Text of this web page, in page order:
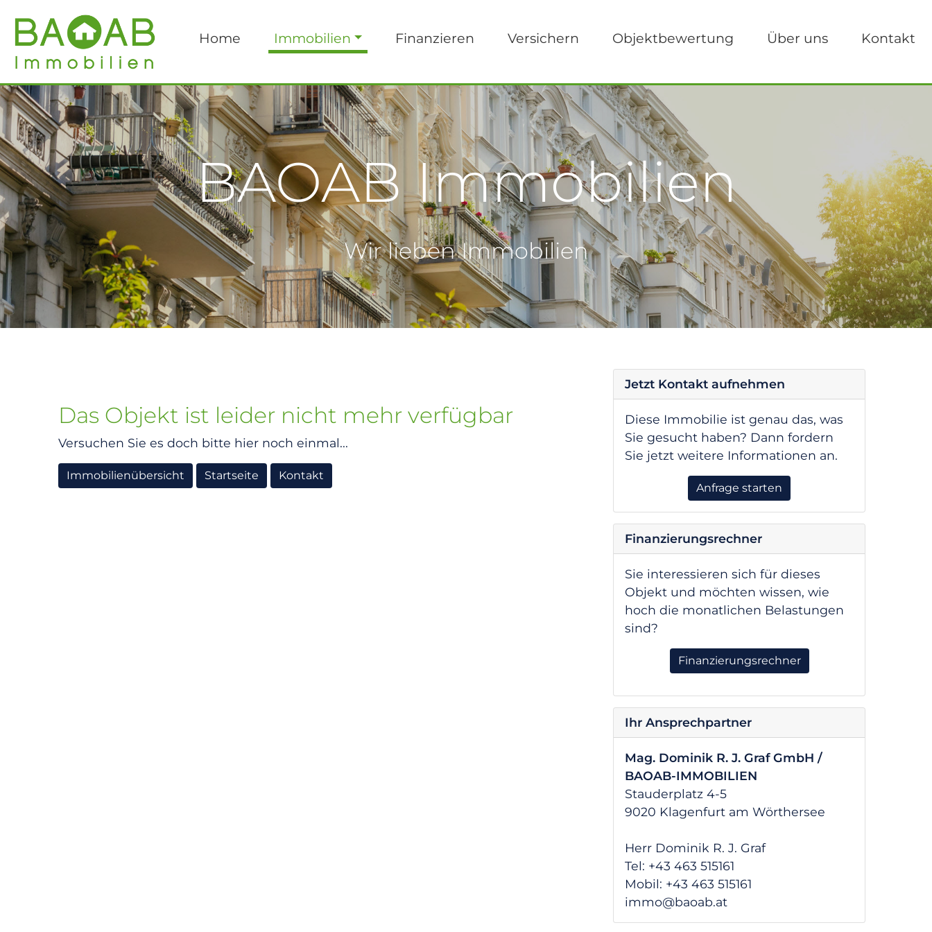
Home Immobilien Finanzieren Versichern Objektbewertung Über uns Kontakt
BAOAB Immobilien
Wir lieben Immobilien
Das Objekt ist leider nicht mehr verfügbar
Versuchen Sie es doch bitte hier noch einmal...
Immobilienübersicht Startseite Kontakt
Jetzt Kontakt aufnehmen
Diese Immobilie ist genau das, was
Sie gesucht haben? Dann fordern
Sie jetzt weitere Informationen an.
Anfrage starten
Finanzierungsrechner
Sie interessieren sich für dieses
Objekt und möchten wissen, wie
hoch die monatlichen Belastungen
sind?
Finanzierungsrechner
Ihr Ansprechpartner
Mag. Dominik R. J. Graf GmbH /
BAOAB-IMMOBILIEN
Stauderplatz 4-5
9020 Klagenfurt am Wörthersee
Herr Dominik R. J. Graf
Tel: +43 463 515161
Mobil: +43 463 515161
immo@baoab.at